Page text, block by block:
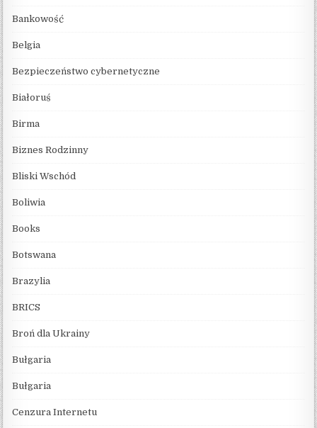
Bankowość
Belgia
Bezpieczeństwo cybernetyczne
Białoruś
Birma
Biznes Rodzinny
Bliski Wschód
Boliwia
Books
Botswana
Brazylia
BRICS
Broń dla Ukrainy
Bułgaria
Bułgaria
Cenzura Internetu